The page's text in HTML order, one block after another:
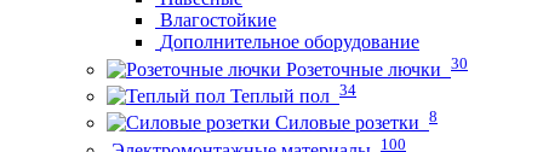
Влагостойкие
Дополнительное оборудование
Розеточные лючки 30
Теплый пол 34
Силовые розетки 8
100